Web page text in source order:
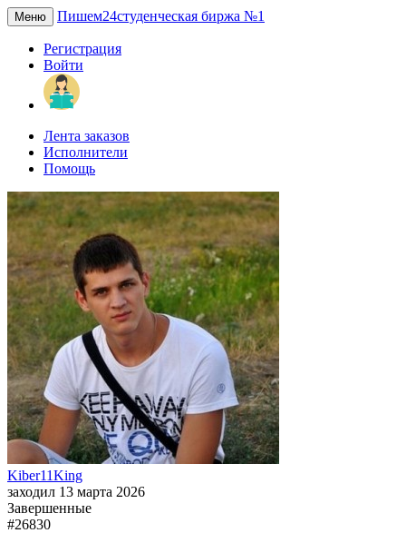
Меню Пишем24студенческая биржа №1
Регистрация
Войти
Лента заказов
Исполнители
Помощь
Kiber11King
заходил 13 марта 2026
Завершенные
#26830